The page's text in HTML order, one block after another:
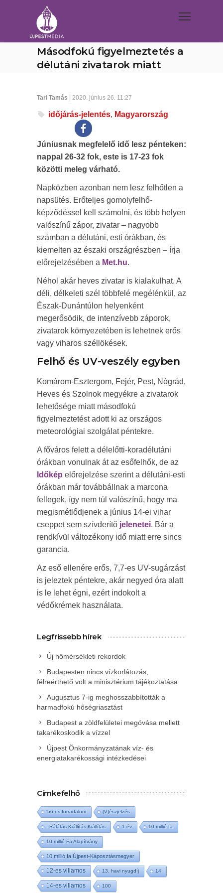
Másodfokú figyelmeztetés a
délutáni zivatarok miatt
Tari Tamás | 2020. június 26. 11:27
időjárás-jelentés, Magyarország
Júniusnak megfelelő idő lesz pénteken:
nappal 26-32 fok, este is 17-23 fok
közötti meleg várható.
Napközben azonban nem lesz felhőtlen a
napsütés. Erőteljes gomolyfelhő-
képződéssel kell számolni, és több helyen
valószínű zápor, zivatar – nagyobb
számban a délutáni, esti órákban, és
kiemelten az északi országrészben – írja
előrejelzésében a Met.hu.
Néhol akár heves zivatar is kialakulhat. A
déli, délkeleti szél többfelé megélénkül, az
Észak-Dunántúlon helyenként
megerősödik, de intenzívebb záporok,
zivatarok környezetében is lehetnek erős
vagy viharos széllökések.
Felhő és UV-veszély egyben
Komárom-Esztergom, Fejér, Pest, Nógrád,
Heves és Szolnok megyékre a zivatarok
lehetősége miatt másodfokú
figyelmeztetést adott ki az országos
meteorológiai szolgálat péntekre.
A főváros felett a délelőtti-koradélutáni
órákban vonulnak át az esőfelhők, de az
Időkép előrejelzése szerint a délutáni-esti
órákban már továbbállnak a marcona
fellegek, így nem túl valószínű, hogy ma
megismétlődjenek a június 14-ei vihar
cseppet sem szívderítő jelenetei. Bár a
rendkívül változékony idő miatt erre sincs
garancia.
Az eső ellenére erős, 7,7-es UV-sugárzást
is jeleztek péntekre, akár negyed óra alatt
is le lehet égni, ezért indokolt a
védőkrémek használata.
Legfrissebb hírek
Új hőmérsékleti rekordok
Budapesten nincs vízkorlátozás,
félreérthető volt a minisztérium tájékoztatása
Augusztus 7-ig meghosszabbították a
harmadfokú hőségriasztást
Budapest a zöldfelületei megóvása mellett
takarékoskodik a vízzel
Újpest Önkormányzatának víz- és
energiatakarékossági intézkedései
Címkefelhő
'56-os forradalom (V)észjelzés
- Rálátás Kiállítás Kiállítás 1 év 10 millió fa
10 millió Fa Alapítvány
10 millió fa Újpest-Káposztásmegyer
12-es villamos 13. havi nyugdíj 14
14-es villamos 100